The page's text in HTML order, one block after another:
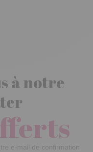
à notre
e-mail de confirmation